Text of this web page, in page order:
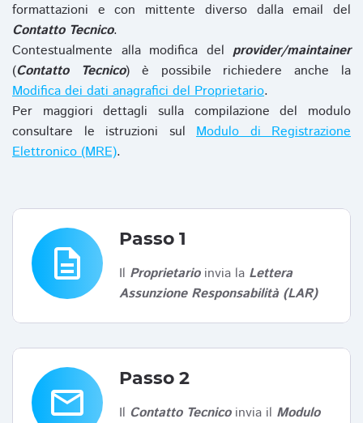
formattazioni e con mittente diverso dalla email del
Contatto Tecnico.
Contestualmente alla modifica del provider/maintainer
(Contatto Tecnico) è possibile richiedere anche la
Modifica dei dati anagrafici del Proprietario.
Per maggiori dettagli sulla compilazione del modulo
consultare le istruzioni sul Modulo di Registrazione
Elettronico (MRE).
description
Passo 1
Il Proprietarioinvia la Lettera
Assunzione Responsabilità (LAR)
email
Passo 2
Il Contatto Tecnicoinvia il Modulo